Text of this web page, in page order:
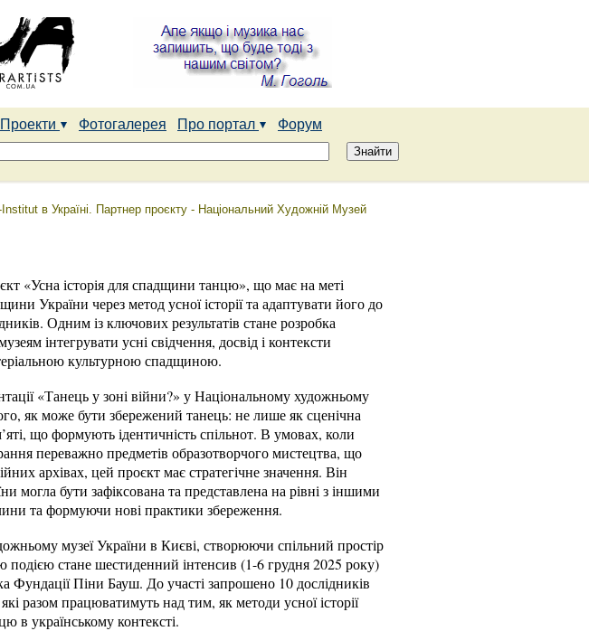
Проекти Фотогалерея Про портал
Форум
в Україні. Партнер проєкту - Національний Художній Музей
«Усна історія для спадщини танцю», що має на меті
України через метод усної історії та адаптувати його до
Одним із ключових результатів стане розробка
інтегрувати усні свідчення, досвід і контексти
культурною спадщиною.
«Танець у зоні війни?» у Національному художньому
як може бути збережений танець: не лише як сценічна
що формують ідентичність спільнот. В умовах, коли
переважно предметів образотворчого мистецтва, що
архівах, цей проєкт має стратегічне значення. Він
бути зафіксована та представлена на рівні з іншими
та формуючи нові практики збереження.
музеї України в Києві, створюючи спільний простір
подією стане шестиденний інтенсив (1-6 грудня 2025 року)
Фундації Піни Бауш. До участі запрошено 10 дослідників
разом працюватимуть над тим, як методи усної історії
в українському контексті.